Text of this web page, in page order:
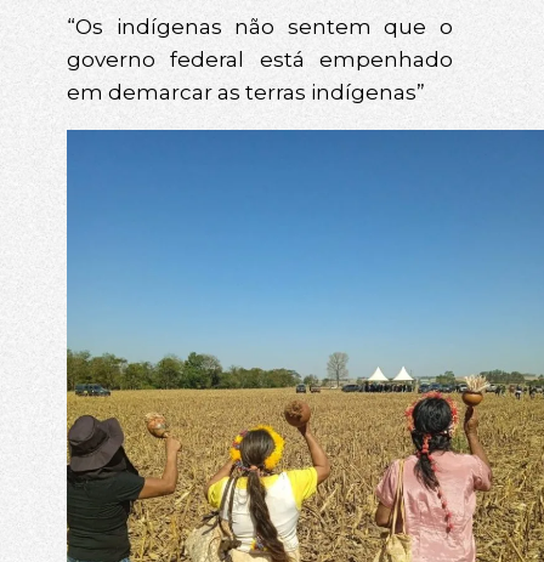
“Os indígenas não sentem que o
governo federal está empenhado
em demarcar as terras indígenas”